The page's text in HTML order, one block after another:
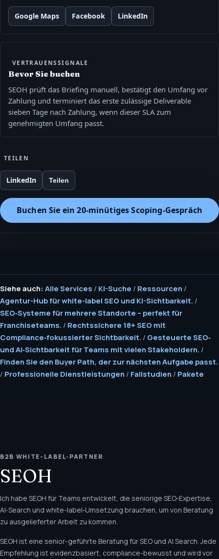
Google Maps Facebook LinkedIn
VERTRAUENSSIGNALE
Bevor Sie buchen
SEOH prüft das Briefing manuell, bestätigt den Umfang vor
Zahlung und terminiert das erste zulässige Deliverable
sieben Tage nach Zahlung, wenn dieser SLA zum
genehmigten Umfang passt.
TEILEN
LinkedIn Teilen
Buchen Sie ein 20‑minütiges Scoping‑Gespräch
Siehe auch: Alle Services / KI-Suche / Ressourcen /
Agentur-Hub für white-label SEO und KI-Sichtbarkeit. /
SEO‑Systeme für mehrere Standorte – perfekt für
Franchiseteams. / Rechtssichere 18+ SEO mit
Compliance‑fokussierter Sichtbarkeit. / Gesteuerte SEO‑
und AI‑Sichtbarkeit für Teams mit vielen Stakeholdern. /
Finden Sie den Buyer Path, der zur nächsten Aufgabe passt.
/ Professionelle Dienstleistungen / Fallstudien / Pakete
B2B WHITE-LABEL‑PARTNER
SEOH
Ich habe SEOH für Teams entwickelt, die seniorige SEO‑Expertise,
AI‑Search und white-label‑Umsetzung brauchen, um von Beratung
zu ausgelieferter Arbeit zu kommen.
SEOH ist eine senior-geführte Beratung für SEO und AI Search. Jede
Empfehlung ist evidenzbasiert, compliance-bewusst und wird vor